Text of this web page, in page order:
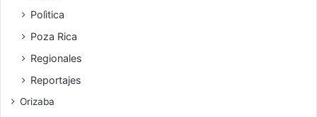
Polìtica
Poza Rica
Regionales
Reportajes
Orizaba